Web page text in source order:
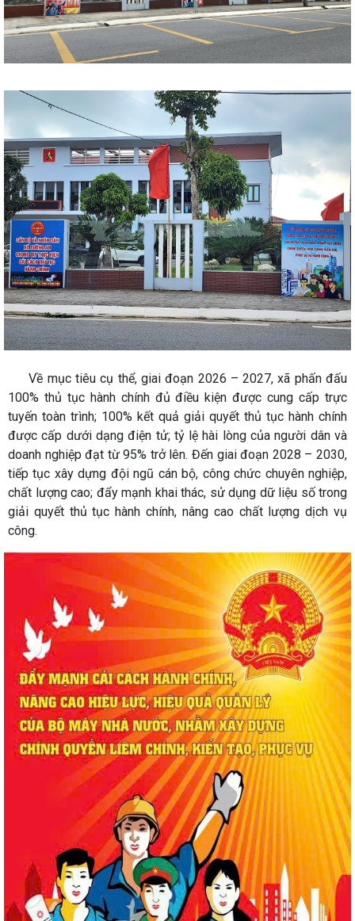
Về mục tiêu cụ thể, giai đoạn 2026 – 2027, xã phấn đấu
100% thủ tục hành chính đủ điều kiện được cung cấp trực
tuyến toàn trình; 100% kết quả giải quyết thủ tục hành chính
được cấp dưới dạng điện tử; tỷ lệ hài lòng của người dân và
doanh nghiệp đạt từ 95% trở lên. Đến giai đoạn 2028 – 2030,
tiếp tục xây dựng đội ngũ cán bộ, công chức chuyên nghiệp,
chất lượng cao; đẩy mạnh khai thác, sử dụng dữ liệu số trong
giải quyết thủ tục hành chính, nâng cao chất lượng dịch vụ
công.